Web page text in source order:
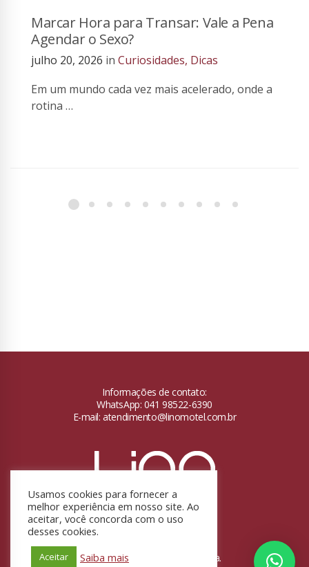
Marcar Hora para Transar: Vale a Pena
Agendar o Sexo?
julho 20, 2026 in Curiosidades, Dicas
Em um mundo cada vez mais acelerado, onde a
rotina …
Informações de contato:
WhatsApp: 041 98522-6390
E-mail: atendimento@linomotel.com.br
Desenvolvido por Ariane Souza.
Usamos cookies para fornecer a
melhor experiência em nosso site. Ao
aceitar, você concorda com o uso
desses cookies.
Aceitar Saiba mais